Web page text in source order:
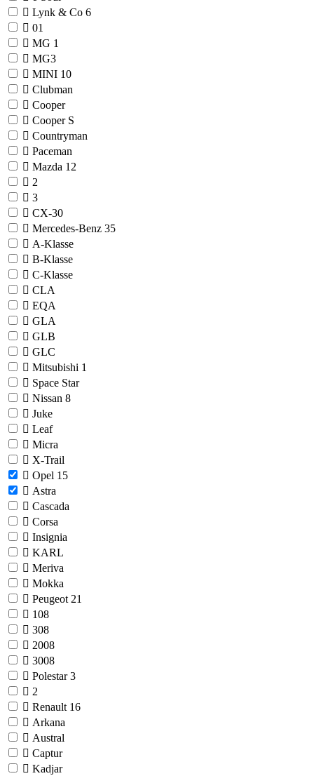
Lynk & Co 6
01
MG 1
MG3
MINI 10
Clubman
Cooper
Cooper S
Countryman
Paceman
Mazda 12
2
3
CX-30
Mercedes-Benz 35
A-Klasse
B-Klasse
C-Klasse
CLA
EQA
GLA
GLB
GLC
Mitsubishi 1
Space Star
Nissan 8
Juke
Leaf
Micra
X-Trail
Opel 15
Astra
Cascada
Corsa
Insignia
KARL
Meriva
Mokka
Peugeot 21
108
308
2008
3008
Polestar3
2
Renault 16
Arkana
Austral
Captur
Kadjar